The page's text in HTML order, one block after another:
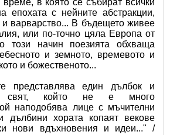
в която се събират всички
епохата с нейните абстракции,
и варварство... В бъдещето живее
или по-точно цяла Европа от
този начин поезията обхваща
и земното, времевото и
и божественото...
представлява един дълбок и
свят, който не е много
наподобява лице с мъчителни
дълбини хората копаят векове
нови вдъхновения и идеи..." /